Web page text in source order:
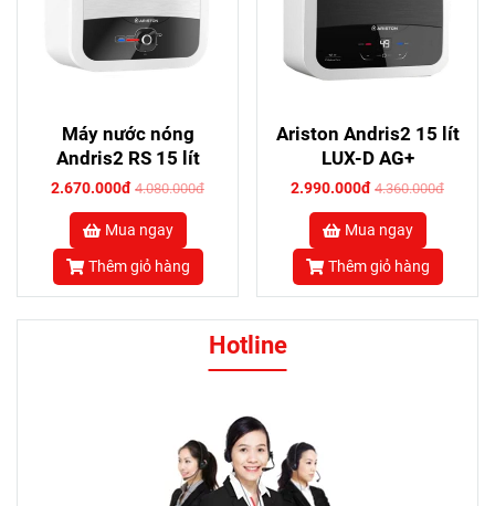
Máy nước nóng
Andris2 RS 15 lít
2.670.000đ 4.080.000đ
Mua ngay
Thêm giỏ hàng
Ariston Andris2 15 lít
LUX-D AG+
2.990.000đ 4.360.000đ
Mua ngay
Thêm giỏ hàng
Hotline